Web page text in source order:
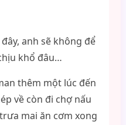
anh sẽ không để
khổ đâu…
thêm một lúc đến
về còn đi chợ nấu
mai ăn cơm xong